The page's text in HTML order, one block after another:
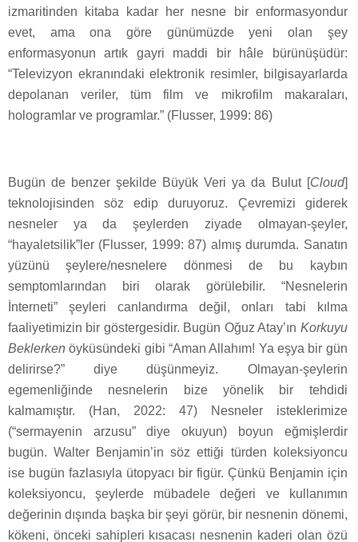
izmaritinden kitaba kadar her nesne bir enformasyondur
evet, ama ona göre günümüzde yeni olan şey
enformasyonun artık gayri maddi bir hâle bürünüşüdür:
“Televizyon ekranındaki elektronik resimler, bilgisayarlarda
depolanan veriler, tüm film ve mikrofilm makaraları,
hologramlar ve programlar.” (Flusser, 1999: 86)
Bugün de benzer şekilde Büyük Veri ya da Bulut [Cloud]
teknolojisinden söz edip duruyoruz. Çevremizi giderek
nesneler ya da şeylerden ziyade olmayan-şeyler,
“hayaletsilik”ler (Flusser, 1999: 87) almış durumda. Sanatın
yüzünü şeylere/nesnelere dönmesi de bu kaybın
semptomlarından biri olarak görülebilir. “Nesnelerin
İnterneti” şeyleri canlandırma değil, onları tabi kılma
faaliyetimizin bir göstergesidir. Bugün Oğuz Atay’ın Korkuyu
Beklerken öyküsündeki gibi “Aman Allahım! Ya eşya bir gün
delirirse?” diye düşünmeyiz. Olmayan-şeylerin
egemenliğinde nesnelerin bize yönelik bir tehdidi
kalmamıştır. (Han, 2022: 47) Nesneler isteklerimize
(“sermayenin arzusu” diye okuyun) boyun eğmişlerdir
bugün. Walter Benjamin’in söz ettiği türden koleksiyoncu
ise bugün fazlasıyla ütopyacı bir figür. Çünkü Benjamin için
koleksiyoncu, şeylerde mübadele değeri ve kullanımın
değerinin dışında başka bir şeyi görür, bir nesnenin dönemi,
kökeni, önceki sahipleri kısacası nesnenin kaderi olan özü